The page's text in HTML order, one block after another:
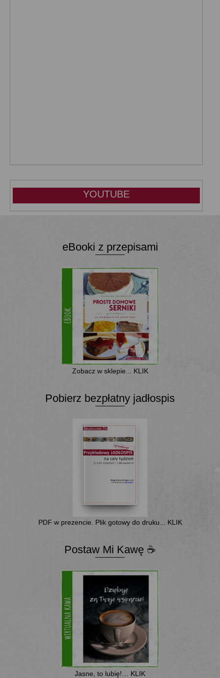
YOUTUBE
eBooki z przepisami
Zobacz w sklepie... KLIK
Pobierz bezpłatny jadłospis
PDF w prezencie. Plik gotowy do druku... KLIK
Postaw Mi Kawę ☕
Jasne, to lubię!… KLIK